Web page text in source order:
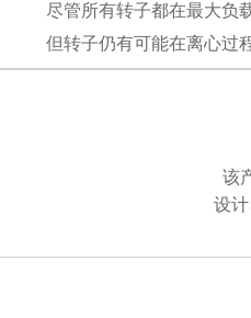
我们听说，将微管一根一根
是相当困难的。
3520 的转子专为轻松拆卸
温度、转速、时间可以通
尽管所有转子都在最大负
但转子仍有可能在离心过
■符合IEC61010-2-020标
即使在离心过程中转子
该
设